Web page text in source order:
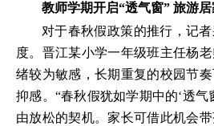
教师学期开启“透气窗” 旅游
对于春秋假政策的推行，记
度。晋江某小学一年级班主任杨
绪较为敏感，长期重复的校园节
抑感。“春秋假犹如学期中的‘透气
由放松的契机。家长可借此机会